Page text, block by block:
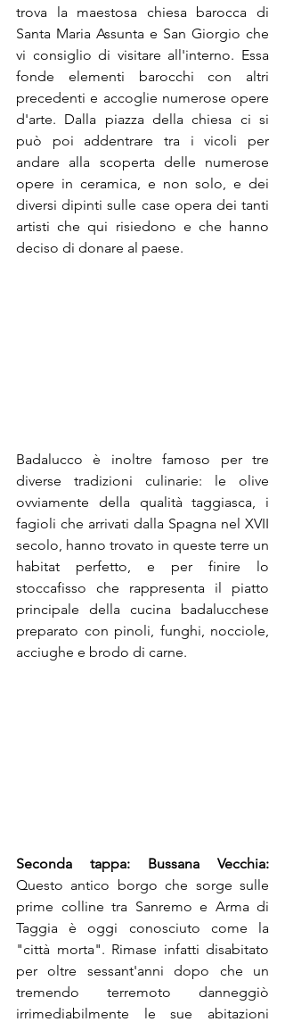
trova la maestosa chiesa barocca di
Santa Maria Assunta e San Giorgio che
vi consiglio di visitare all'interno. Essa
fonde elementi barocchi con altri
precedenti e accoglie numerose opere
d'arte. Dalla piazza della chiesa ci si
può poi addentrare tra i vicoli per
andare alla scoperta delle numerose
opere in ceramica, e non solo, e dei
diversi dipinti sulle case opera dei tanti
artisti che qui risiedono e che hanno
deciso di donare al paese.
Badalucco è inoltre famoso per tre
diverse tradizioni culinarie: le olive
ovviamente della qualità taggiasca, i
fagioli che arrivati dalla Spagna nel XVII
secolo, hanno trovato in queste terre un
habitat perfetto, e per finire lo
stoccafisso che rappresenta il piatto
principale della cucina badalucchese
preparato con pinoli, funghi, nocciole,
acciughe e brodo di carne.
Questo antico borgo che sorge sulle
prime colline tra Sanremo e Arma di
Taggia è oggi conosciuto come la
"città morta". Rimase infatti disabitato
per oltre sessant'anni dopo che un
tremendo terremoto danneggiò
irrimediabilmente le sue abitazioni